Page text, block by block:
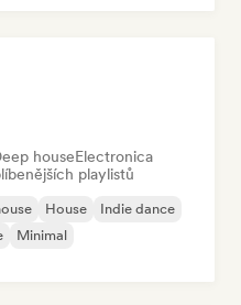
houseElectronica
playlistů
House
Indie dance
Minimal